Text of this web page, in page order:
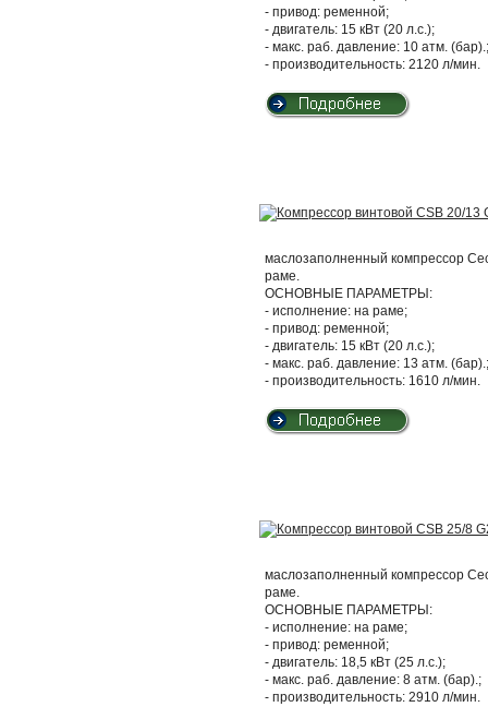
- привод: ременной;
- двигатель: 15 кВт (20 л.с.);
- макс. раб. давление: 10 атм. (бар).;
- производительность: 2120 л/мин.
маслозаполненный компрессор
раме.
ОСНОВНЫЕ ПАРАМЕТРЫ:
- исполнение: на раме;
- привод: ременной;
- двигатель: 15 кВт (20 л.с.);
- макс. раб. давление: 13 атм. (бар).;
- производительность: 1610 л/мин.
маслозаполненный компрессор
раме.
ОСНОВНЫЕ ПАРАМЕТРЫ:
- исполнение: на раме;
- привод: ременной;
- двигатель: 18,5 кВт (25 л.с.);
- макс. раб. давление: 8 атм. (бар).;
- производительность: 2910 л/мин.